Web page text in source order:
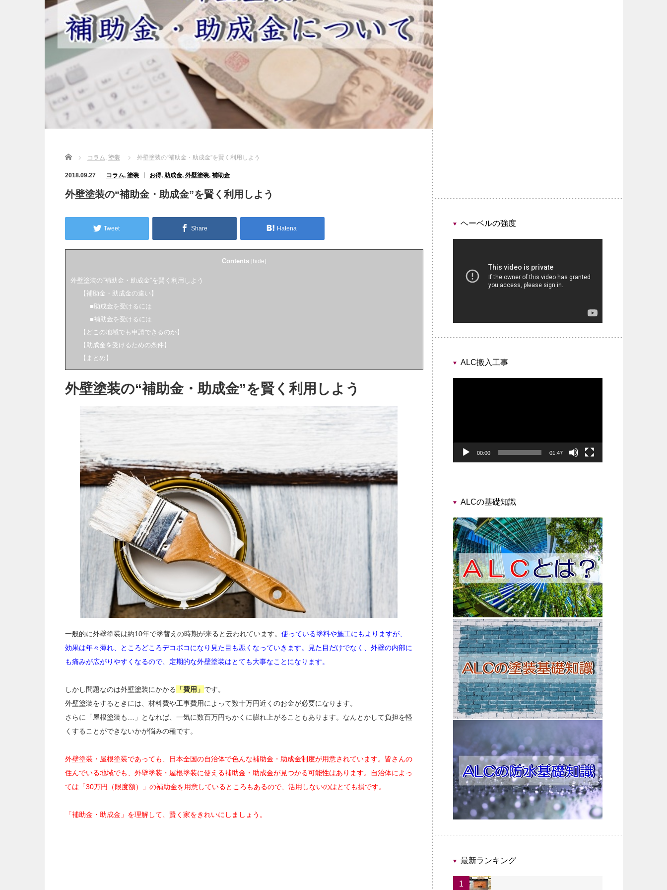
Home コラム, 塗装 外壁塗装の“補助金・助成金”を賢く利用しよう
2018.09.27 コラム, 塗装 お得, 助成金, 外壁塗装, 補助金
外壁塗装の“補助金・助成金”を賢く利用しよう
Tweet Share Hatena
Contents [hide]
外壁塗装の“補助金・助成金”を賢く利用しよう
【補助金・助成金の違い】
■助成金を受けるには
■補助金を受けるには
【どこの地域でも申請できるのか】
【助成金を受けるための条件】
【まとめ】
外壁塗装の“補助金・助成金”を賢く利用しよう
一般的に外壁塗装は約10年で塗替えの時期が来ると云われています。 使っている塗料や施工にもよりますが、
効果は年々薄れ、ところどころデコボコになり見た目も悪くなっていきます。見た目だけでなく、外壁の内部に
も痛みが広がりやすくなるので、定期的な外壁塗装はとても大事なことになります。
しかし問題なのは外壁塗装にかかる 「費用」 です。
外壁塗装をするときには、材料費や工事費用によって数十万円近くのお金が必要になります。
さらに「屋根塗装も…」となれば、一気に数百万円ちかくに膨れ上がることもあります。なんとかして負担を軽
くすることができないかが悩みの種です。
外壁塗装・屋根塗装であっても、日本全国の自治体で色んな補助金・助成金制度が用意されています。皆さんの
住んでいる地域でも、外壁塗装・屋根塗装に使える補助金・助成金が見つかる可能性はあります。自治体によっ
ては「30万円（限度額）」の補助金を用意しているところもあるので、活用しないのはとても損です。
「補助金・助成金」を理解して、賢く家をきれいにしましょう。
ヘーベルの強度
ALC搬入工事
00:00 01:47
ALCの基礎知識
最新ランキング
1